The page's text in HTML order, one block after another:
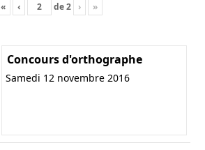
« ‹ de2 › »
Concours d'orthographe
Samedi 12 novembre 2016